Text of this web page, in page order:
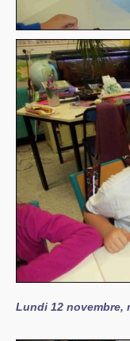
Lundi 12 novembre,